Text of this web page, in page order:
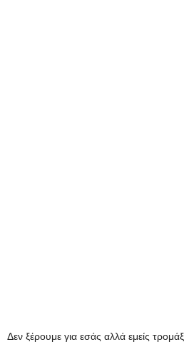
Δεν ξέρουμε για εσάς αλλά εμείς